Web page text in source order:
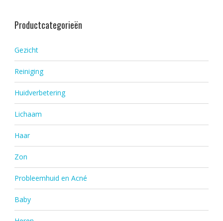
Productcategorieën
Gezicht
Reiniging
Huidverbetering
Lichaam
Haar
Zon
Probleemhuid en Acné
Baby